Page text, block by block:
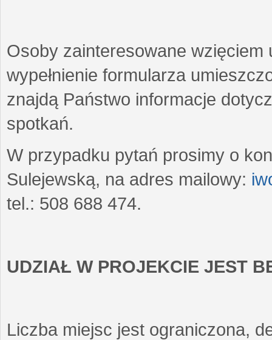
Osoby zainteresowane wzięciem
wypełnienie formularza
znajdą Państwo informacje
spotkań.
W przypadku pytań prosimy o
Sulejewską, na adres mailowy:
tel.: 508 688 474.
UDZIAŁ W PROJEKCIE JEST
Liczba miejsc jest ograniczona,